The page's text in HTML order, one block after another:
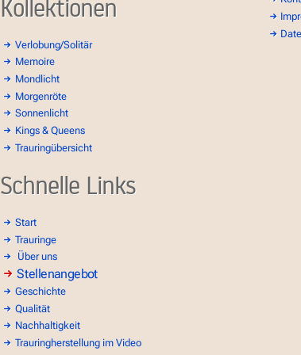
Kollektionen
Verlobung/Solitär
Memoire
Mondlicht
Morgenröte
Sonnenlicht
Kings & Queens
Trauringübersicht
Schnelle Links
Start
Trauringe
Über uns
Stellenangebot
Geschichte
Qualität
Nachhaltigkeit
Trauringherstellung im Video